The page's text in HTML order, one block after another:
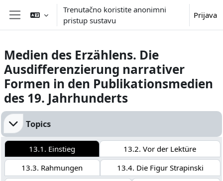
Preskoči na sadržaj
Bočni panel
Trenutačno koristite anonimni
pristup sustavu
Prijava
Medien des Erzählens. Die
Ausdifferenzierung narrativer
Formen in den Publikationsmedien
des 19. Jahrhunderts
Section outline
Topics
13.1. Einstieg
13.2. Vor der Lektüre
13.3. Rahmungen
13.4. Die Figur Strapinski